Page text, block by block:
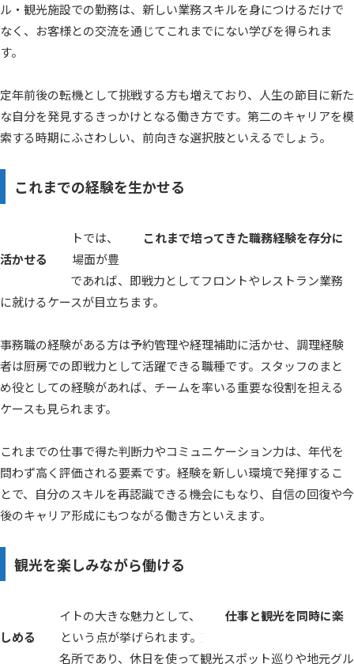
ル・観光施設での勤務は、新しい業務スキルを身につけるだけで
なく、お客様との交流を通じてこれまでにない学びを得られま
す。
定年前後の転機として挑戦する方も増えており、人生の節目に新た
な自分を発見するきっかけとなる働き方です。第二のキャリアを模
索する時期にふさわしい、前向きな選択肢といえるでしょう。
これまでの経験を生かせる
リゾートバイトでは、
これまで培ってきた職務経験を存分に
活かせる
場面が豊富にあります。接客業やサービス業に携わ
ってきた方々であれば、即戦力としてフロントやレストラン業務
に就けるケースが目立ちます。
事務職の経験がある方は予約管理や経理補助に活かせ、調理経験
者は厨房での即戦力として活躍できる職種です。スタッフのまと
め役としての経験があれば、チームを率いる重要な役割を担える
ケースも見られます。
これまでの仕事で得た判断力やコミュニケーション力は、年代を
問わず高く評価される要素です。経験を新しい環境で発揮するこ
とで、自分のスキルを再認識できる機会にもなり、自信の回復や今
後のキャリア形成にもつながる働き方といえます。
観光を楽しみながら働ける
リゾートバイトの大きな魅力として、
仕事と観光を同時に楽
しめる
という点が挙げられます。勤務地は全国各地のリゾー
ト地や観光名所であり、休日を使って観光スポット巡りや地元グル